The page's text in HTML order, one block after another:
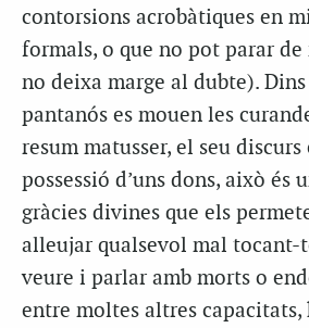
contorsions acrobàtiques en
formals, o que no pot parar
no deixa marge al dubte).
pantanós es mouen les
resum matusser, el seu discurs
possessió d’uns dons, això és
gràcies divines que els
alleujar qualsevol mal tocant-
veure i parlar amb morts o
entre moltes altres capacitats,